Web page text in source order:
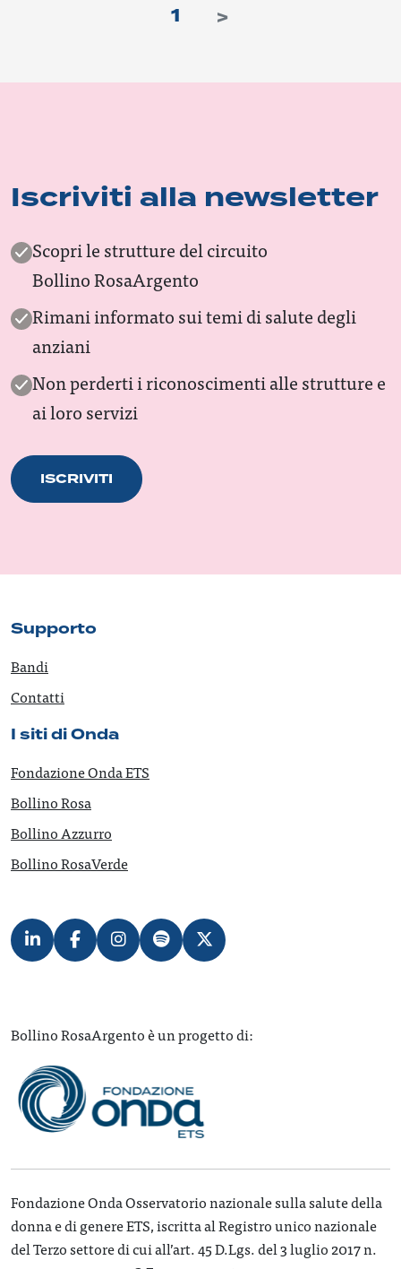
1 >
Iscriviti alla newsletter
Scopri le strutture del circuito
Bollino RosaArgento
Rimani informato sui temi di salute degli
anziani
Non perderti i riconoscimenti alle strutture e
ai loro servizi
ISCRIVITI
Bollino RosaArgento è un progetto di:
Supporto
Bandi
Contatti
I siti di Onda
Fondazione Onda ETS
Bollino Rosa
Bollino Azzurro
Bollino RosaVerde
Fondazione Onda Osservatorio nazionale sulla salute della
donna e di genere ETS, iscritta al Registro unico nazionale
del Terzo settore di cui all’art. 45 D.Lgs. del 3 luglio 2017 n.